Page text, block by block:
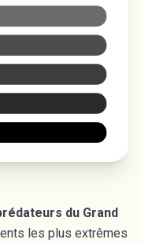
du Grand
les plus extrêmes